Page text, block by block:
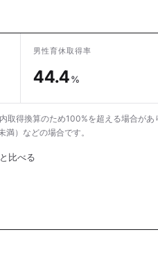
男性育休取得率
44.4%
取得換算のため100%を超える場合が
）などの場合です。
比べる